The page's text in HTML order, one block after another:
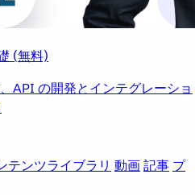
(無料)
API の開発とインテグレーショ
テンツライブラリ 動画記事 プ